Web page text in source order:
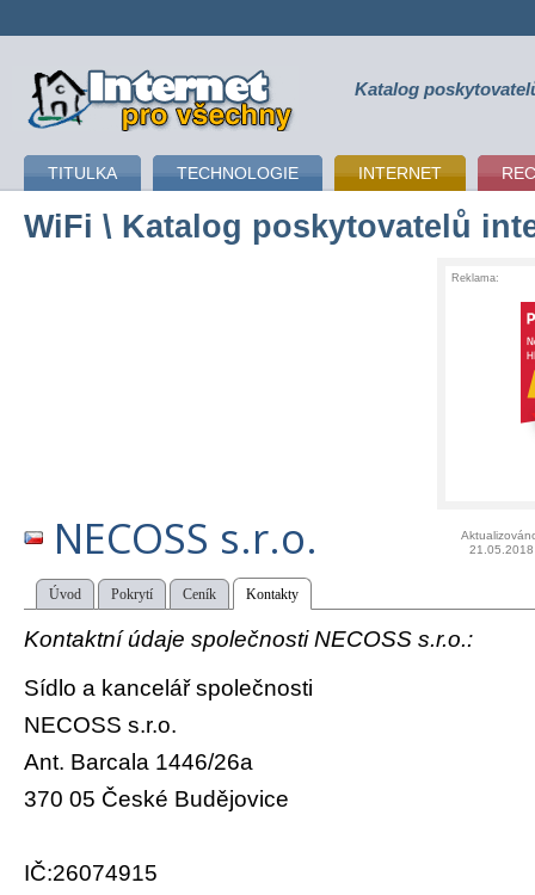
připojení k internetu Katalog
TITULKA TECHNOLOGIE INTERNET
WiFi \ Katalog poskytovatelů
Reklama:
NECOSS s.r.o.
21.05.2018
Úvod Pokrytí Ceník Kontakty
Kontaktní údaje společnosti NECOSS s.r.o.:
Sídlo a kancelář společnosti
NECOSS s.r.o.
Ant. Barcala 1446/26a
370 05 České Budějovice
IČ:26074915